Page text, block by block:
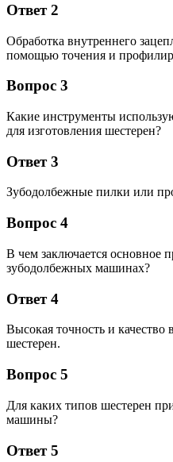
Ответ 2
Обработка внутреннего
помощью точения и
Вопрос 3
Какие инструменты
для изготовления шестерен?
Ответ 3
Зубодолбежные пилки или
Вопрос 4
В чем заключается основное
зубодолбежных машинах?
Ответ 4
Высокая точность и качество
шестерен.
Вопрос 5
Для каких типов шестерен
машины?
Ответ 5